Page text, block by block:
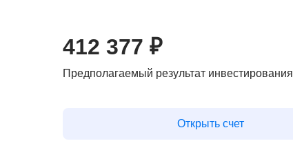
412 377 ₽
Предполагаемый результат инвестирования
Открыть счет